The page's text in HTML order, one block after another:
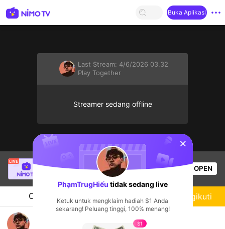
Buka Aplikasi
Last Stream: 4/6/2026 03.32
Play Together
Streamer sedang offline
sedang siaran langsung!
League of Legends
3.9k Penonton OPEN
Chat Streamer Mengikuti
sentinelStart
PhạmTrugHiếu tidak sedang live
Ketuk untuk mengklaim hadiah $1 Anda
sekarang! Peluang tinggi, 100% menang!
$1